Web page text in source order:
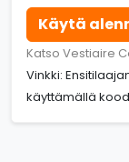
Käytä
Katso Vestiaire
Vinkki:
käyttämällä